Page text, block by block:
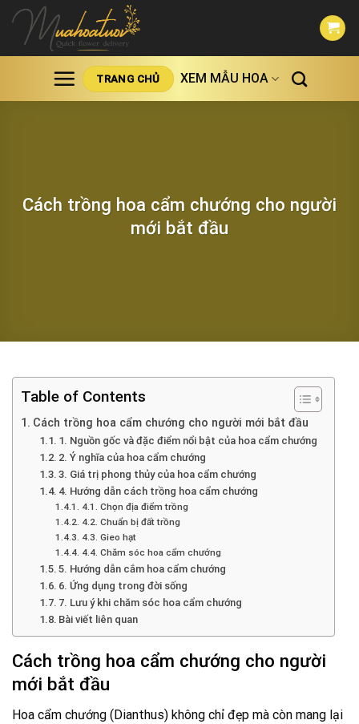
Skip
content
TRANG CHỦ XEM MẪU HOA
Cách trồng hoa cẩm chướng cho người
mới bắt đầu
Table of Contents
Cách trồng hoa cẩm chướng cho người mới bắt đầu
1. Nguồn gốc và đặc điểm nổi bật của hoa cẩm chướng
2. Ý nghĩa của hoa cẩm chướng
3. Giá trị phong thủy của hoa cẩm chướng
4. Hướng dẫn cách trồng hoa cẩm chướng
4.1. Chọn địa điểm trồng
4.2. Chuẩn bị đất trồng
4.3. Gieo hạt
4.4. Chăm sóc hoa cẩm chướng
5. Hướng dẫn cắm hoa cẩm chướng
6. Ứng dụng trong đời sống
7. Lưu ý khi chăm sóc hoa cẩm chướng
Bài viết liên quan
Cách trồng hoa cẩm chướng cho người
mới bắt đầu
Hoa cẩm chướng (Dianthus) không chỉ đẹp mà còn mang lại